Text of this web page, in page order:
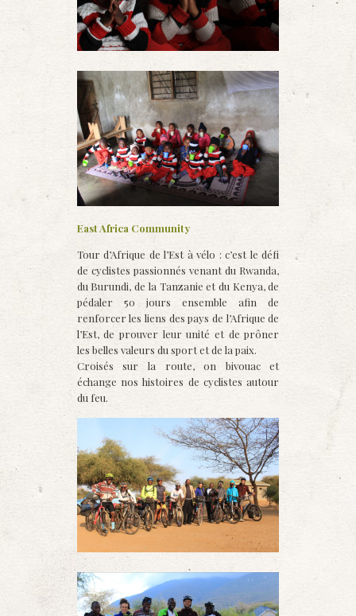
East Africa Community
Tour d’Afrique de l’Est à vélo : c’est le défi
de cyclistes passionnés venant du Rwanda,
du Burundi, de la Tanzanie et du Kenya, de
pédaler 50 jours ensemble afin de
renforcer les liens des pays de l’Afrique de
l’Est, de prouver leur unité et de prôner
les belles valeurs du sport et de la paix.
Croisés sur la route, on bivouac et
échange nos histoires de cyclistes autour
du feu.